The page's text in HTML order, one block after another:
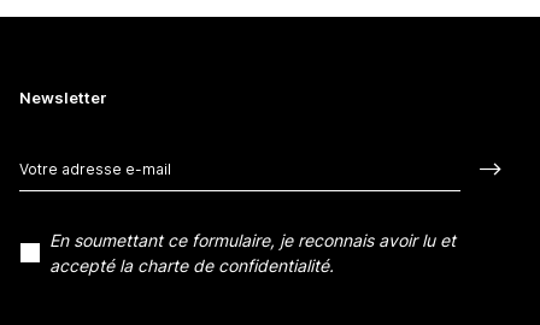
Newsletter
En soumettant ce formulaire, je reconnais avoir lu et
accepté la charte de confidentialité.